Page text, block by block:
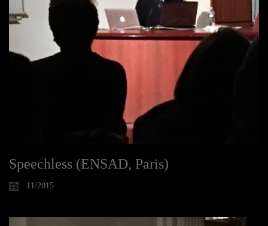
Speechless (ENSAD, Paris)
11/2015